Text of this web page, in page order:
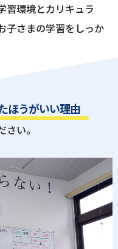
習環境とカリキュラ
⼦さまの学習をしっか
ほうがいい理由
い。